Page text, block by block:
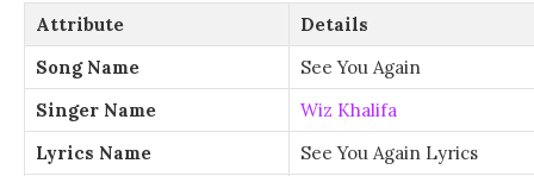
Attribute
Details
Song Name
See You Again
Singer Name
Wiz Khalifa
Lyrics Name
See You Again Lyrics